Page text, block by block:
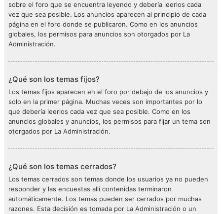
sobre el foro que se encuentra leyendo y debería leerlos cada
vez que sea posible. Los anuncios aparecen al principio de cada
página en el foro donde se publicaron. Como en los anuncios
globales, los permisos para anuncios son otorgados por La
Administración.
¿Qué son los temas fijos?
Los temas fijos aparecen en el foro por debajo de los anuncios y
solo en la primer página. Muchas veces son importantes por lo
que debería leerlos cada vez que sea posible. Como en los
anuncios globales y anuncios, los permisos para fijar un tema son
otorgados por La Administración.
¿Qué son los temas cerrados?
Los temas cerrados son temas donde los usuarios ya no pueden
responder y las encuestas allí contenidas terminaron
automáticamente. Los temas pueden ser cerrados por muchas
razones. Esta decisión es tomada por La Administración o un